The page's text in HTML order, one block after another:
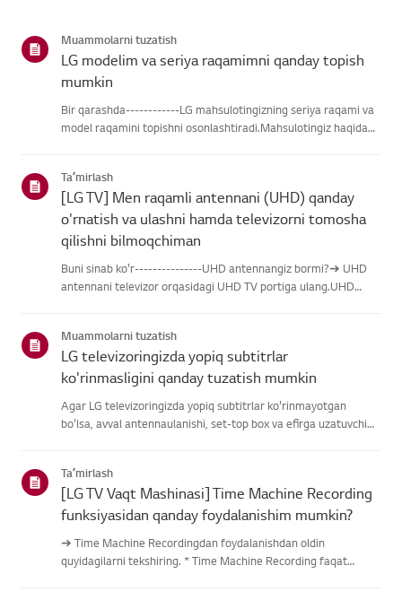
Muammolarni tuzatish
LG modelim va seriya raqamimni qanday topish
mumkin
Bir qarashda------------LG mahsulotingizning seriya raqami va
model raqamini topishni osonlashtiradi.Mahsulotingiz haqidagi
Taʼmirlash
[LG TV] Men raqamli antennani (UHD) qanday
o'rnatish va ulashni hamda televizorni tomosha
qilishni bilmoqchiman
Buni sinab ko'r---------------UHD antennangiz bormi?➔ UHD
antennani televizor orqasidagi UHD TV portiga ulang.UHD
joyga o'rn...
Muammolarni tuzatish
LG televizoringizda yopiq subtitrlar
ko'rinmasligini qanday tuzatish mumkin
Agar LG televizoringizda yopiq subtitrlar ko'rinmayotgan
bo'lsa, avval antennaulanishi, set-top box va efirga uzatuvchi
Taʼmirlash
[LG TV Vaqt Mashinasi] Time Machine Recording
funksiyasidan qanday foydalanishim mumkin?
➔ Time Machine Recordingdan foydalanishdan oldin
quyidagilarni tekshiring. * Time Machine Recording faqat